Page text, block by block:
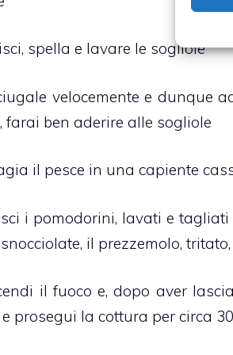
spella e lavare le sogliole
velocemente e dunque
farai ben aderire alle sogliole
il pesce in una capiente
i pomodorini, lavati e
il prezzemolo,
il fuoco e, dopo aver
prosegui la cottura per circa